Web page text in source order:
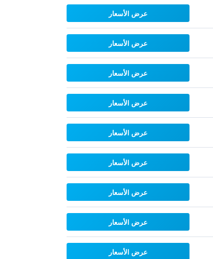
عرض الأسعار
عرض الأسعار
عرض الأسعار
عرض الأسعار
عرض الأسعار
عرض الأسعار
عرض الأسعار
عرض الأسعار
عرض الأسعار